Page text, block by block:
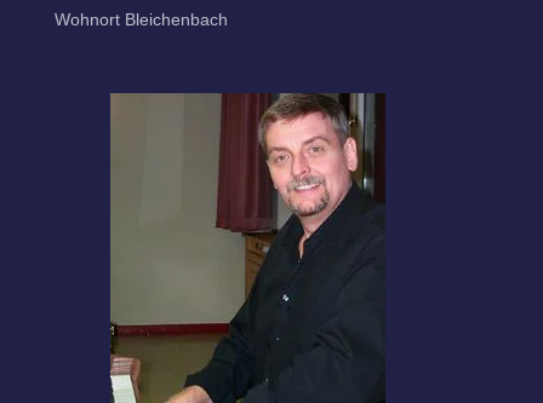
Wohnort Bleichenbach